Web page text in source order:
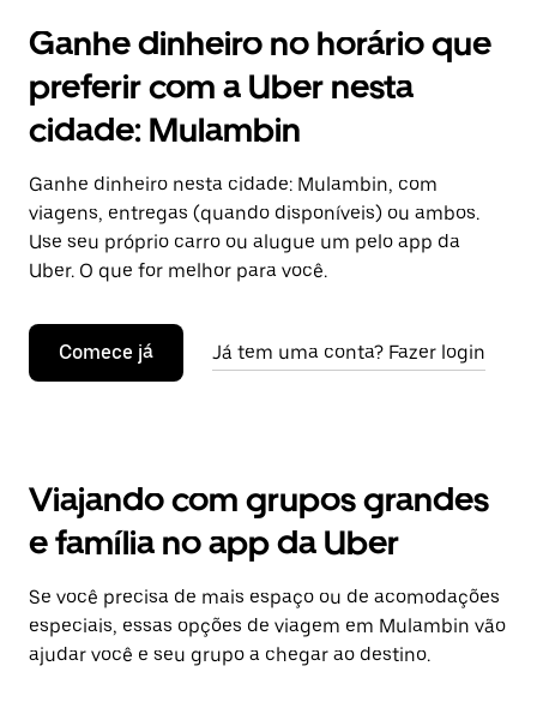
Ganhe dinheiro no horário que
preferir com a Uber nesta
cidade: Mulambin
Ganhe dinheiro nesta cidade: Mulambin, com
viagens, entregas (quando disponíveis) ou ambos.
Use seu próprio carro ou alugue um pelo app da
Uber. O que for melhor para você.
Comece já Já tem uma conta? Fazer login
Viajando com grupos grandes
e família no app da Uber
Se você precisa de mais espaço ou de acomodações
especiais, essas opções de viagem em Mulambin vão
ajudar você e seu grupo a chegar ao destino.